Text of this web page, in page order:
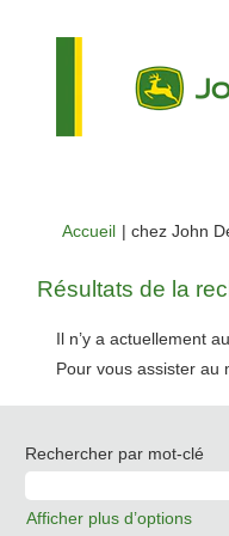
Accueil | chez John
Résultats de la
Il n’y a actuellement
Pour vous assister au
Rechercher par mot-clé
Afficher plus d’options